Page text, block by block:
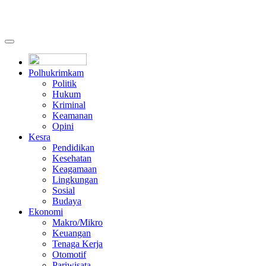
Polhukrimkam
Politik
Hukum
Kriminal
Keamanan
Opini
Kesra
Pendidikan
Kesehatan
Keagamaan
Lingkungan
Sosial
Budaya
Ekonomi
Makro/Mikro
Keuangan
Tenaga Kerja
Otomotif